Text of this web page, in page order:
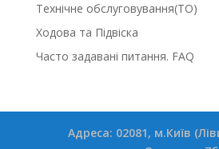
Технічне обслуговування(ТО)
Ходова та Підвіска
Часто задавані питання. FAQ
Адреса: 02081, м.Київ